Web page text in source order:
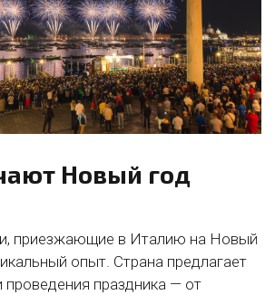
Новый год
приезжающие в Италию на Новый
опыт. Страна предлагает
проведения праздника — от